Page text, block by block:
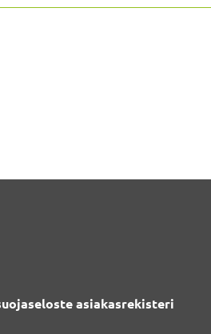
asiakasrekisteri